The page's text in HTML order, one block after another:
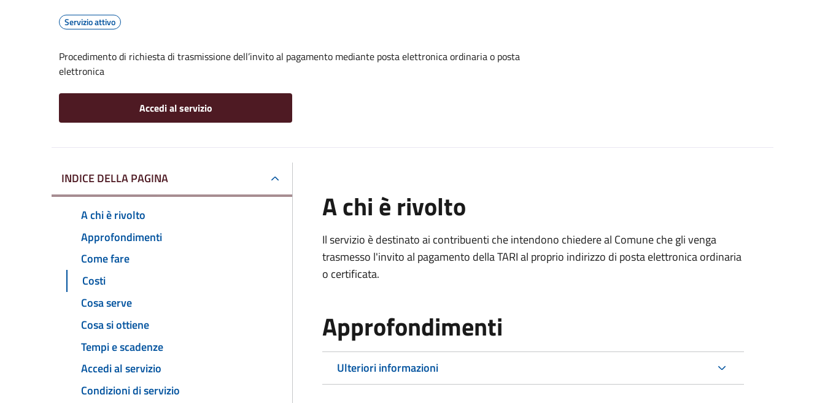
Servizio attivo
Procedimento di richiesta di trasmissione dell’invito al pagamento mediante posta elettronica ordinaria o posta
elettronica
Accedi al servizio
INDICE DELLA PAGINA
A chi è rivolto
Approfondimenti
Come fare
Costi
Cosa serve
Cosa si ottiene
Tempi e scadenze
Accedi al servizio
Condizioni di servizio
A chi è rivolto
Il servizio è destinato ai contribuenti che intendono chiedere al Comune che gli venga
trasmesso l'invito al pagamento della TARI al proprio indirizzo di posta elettronica ordinaria
o certificata.
Approfondimenti
Ulteriori informazioni